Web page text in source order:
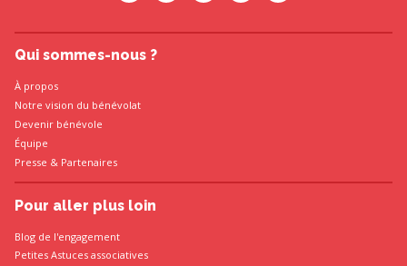
Qui sommes-nous ?
À propos
Notre vision du bénévolat
Devenir bénévole
Équipe
Presse & Partenaires
Pour aller plus loin
Blog de l'engagement
Petites Astuces associatives